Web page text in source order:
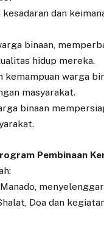
dan
binaan,
hidup mereka.
kemampuan warga
masyarakat.
binaan
Pembinaan
Doa dan